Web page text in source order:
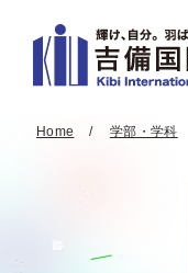
Home 学部・学科